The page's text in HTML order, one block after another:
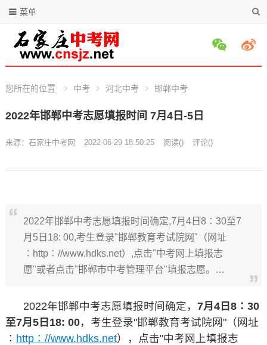
菜单
您所在的位置 中考 河北中考 邯郸中考
2022年邯郸中考志愿填报时间 7月4日-5日
来源： 石家庄中考网 2022-06-29 18:50:25 阅读() 评论()
2022年邯郸中考志愿填报时间确定,7月4日8∶30至7
月5日18: 00,考生登录"邯郸教育考试院网"（网址
∶http∶//www.hdks.net）,点击"中考网上填报志
愿"或者点击"邯郸市中考管理平台"填报志愿。…
2022年邯郸中考志愿填报时间确定， 7月4日8∶30
至7月5日18: 00，考生登录"邯郸教育考试院网"（网址
∶ http∶//www.hdks.net），点击"中考网上填报志